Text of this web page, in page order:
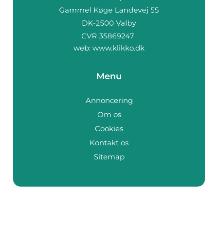
web: www.klikko.dk
Menu
Annoncering
Om os
Cookies
Kontakt os
Sitemap